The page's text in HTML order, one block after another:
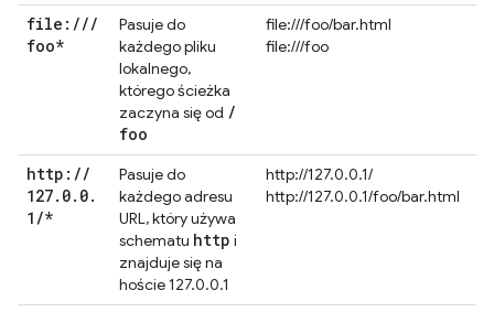
file: ///
foo*
Pasuje do
każdego pliku
lokalnego,
którego ścieżka
zaczyna się od /
foo
file:///foo/bar.html
file:///foo
http: //
127. 0. 0.
1 /*
Pasuje do
każdego adresu
URL, który używa
schematu http i
znajduje się na
hoście 127.0.0.1
http://127.0.0.1/
http://127.0.0.1/foo/bar.html